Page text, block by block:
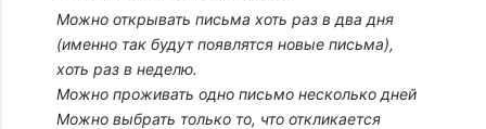
Можно открывать письма хоть раз в два дня
(именно так будут появлятся новые письма),
хоть раз в неделю.
Можно проживать одно письмо несколько дней
Можно выбрать только то, что откликается